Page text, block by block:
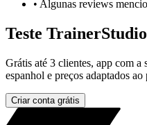
• Algunas reviews
Teste
Grátis até 3 clientes, app com
espanhol e preços adaptados
Criar conta grátis